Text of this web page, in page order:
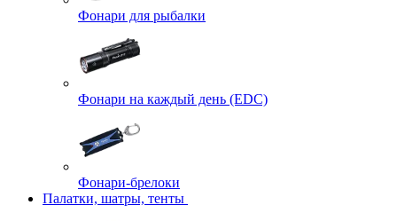
Фонари для рыбалки
Фонари на каждый день (EDC)
Фонари-брелоки
Палатки, шатры, тенты